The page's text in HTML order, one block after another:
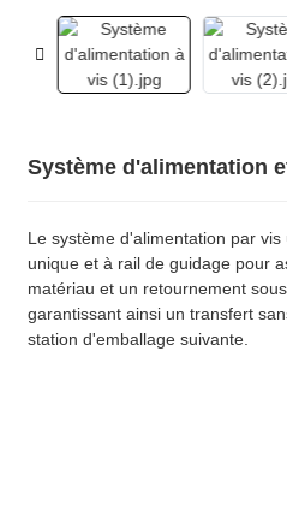
Système d'alimentation
Le système d'alimentation par vis
unique et à rail de guidage pour
matériau et un retournement
garantissant ainsi un transfert
station d'emballage suivante.